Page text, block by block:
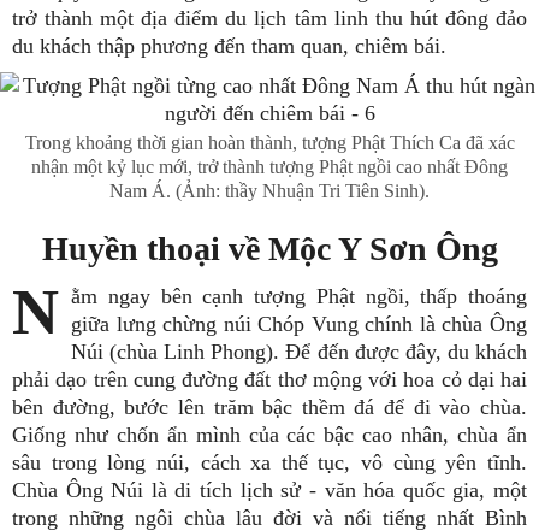
trở thành một địa điểm du lịch tâm linh thu hút đông đảo
du khách thập phương đến tham quan, chiêm bái.
Trong khoảng thời gian hoàn thành, tượng Phật Thích Ca đã xác
nhận một kỷ lục mới, trở thành tượng Phật ngồi cao nhất Đông
Nam Á. (Ảnh: thầy Nhuận Tri Tiên Sinh).
Huyền thoại về Mộc Y Sơn Ông
N ằm ngay bên cạnh tượng Phật ngồi, thấp thoáng
giữa lưng chừng núi Chóp Vung chính là chùa Ông
Núi (chùa Linh Phong). Để đến được đây, du khách
phải dạo trên cung đường đất thơ mộng với hoa cỏ dại hai
bên đường, bước lên trăm bậc thềm đá để đi vào chùa.
Giống như chốn ẩn mình của các bậc cao nhân, chùa ẩn
sâu trong lòng núi, cách xa thế tục, vô cùng yên tĩnh.
Chùa Ông Núi là di tích lịch sử - văn hóa quốc gia, một
trong những ngôi chùa lâu đời và nổi tiếng nhất Bình